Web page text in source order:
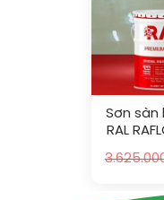
Sơn sàn
RAL